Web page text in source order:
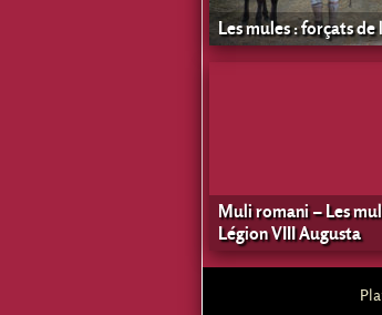
Les mules : forçats
Muli romani – Les
Légion VIII Augusta